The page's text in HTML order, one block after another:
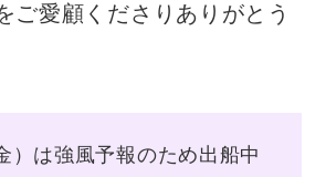
ご愛顧くださりありがとう
）は強風予報のため出船中